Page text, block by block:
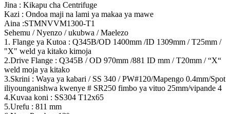
Jina : Kikapu cha Centrifuge
Kazi : Ondoa maji na lami ya makaa ya mawe
Aina :STMNVVM1300-T1
Sehemu / Nyenzo / ukubwa / Maelezo
1. Flange ya Kutoa : Q345B/OD 1400mm /ID 1309mm / T25mm /
"X" weld ya kitako kimoja
2.Drive Flange : Q345B / OD 970mm /881 ID mm / T20mm / “X“
weld moja ya kitako
3.Skrini : Waya ya kabari / SS 340 / PW#120/Mapengo 0.4mm/Spot
iliyounganishwa kwenye # SR250 fimbo ya vituo 25mm/vipande 4
4.Kuvaa koni : SS304 T12x65
5.Urefu : 811 mm